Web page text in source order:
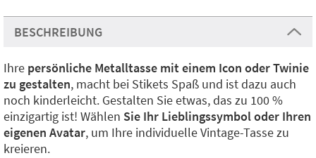
BESCHREIBUNG
Ihre persönliche Metalltasse mit einem Icon oder Twinie
zu gestalten, macht bei Stikets Spaß und ist dazu auch
noch kinderleicht. Gestalten Sie etwas, das zu 100 %
einzigartig ist! Wählen Sie Ihr Lieblingssymbol oder Ihren
eigenen Avatar, um Ihre individuelle Vintage-Tasse zu
kreieren.